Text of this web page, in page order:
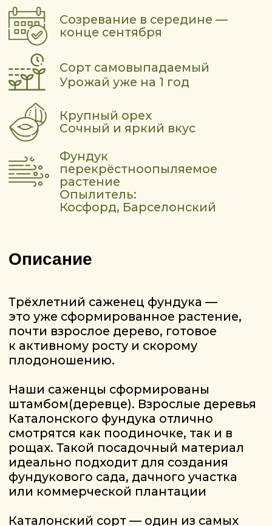
ВИДЕО КАК ФОРМИРОВАТЬ КРОНУ
ФУНДУКА МОЖНО ПОСМОТРЕТЬ ЗДЕСЬ:
YouTube
НЕ ТРЕБОВАТЕЛЕН
К СОСТАВАМ ПОЧВ.
НЕОБХОДИМО ИСКЛЮЧИТЬ
МЕСТА ПОДТОПЛЕНИЯ,
КИСЛОТНЫЕ ГРУНТЫ.
!
Подробные видео о простоте
посадки и уходе за фундуком
FundukEco смотрите на нашем
YouTube-канале.
.
Урожайность